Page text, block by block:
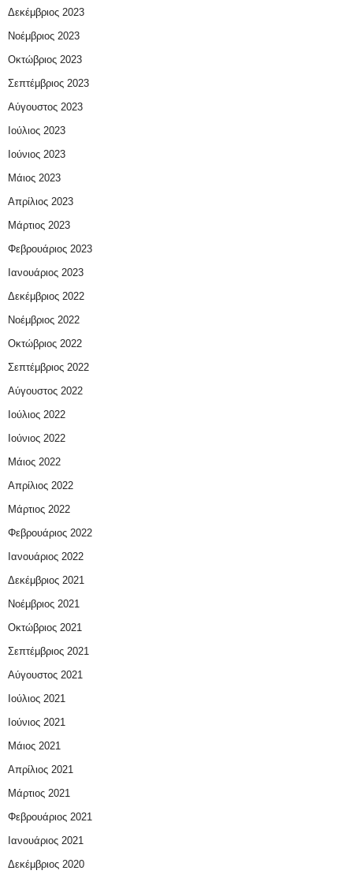
Δεκέμβριος 2023
Νοέμβριος 2023
Οκτώβριος 2023
Σεπτέμβριος 2023
Αύγουστος 2023
Ιούλιος 2023
Ιούνιος 2023
Μάιος 2023
Απρίλιος 2023
Μάρτιος 2023
Φεβρουάριος 2023
Ιανουάριος 2023
Δεκέμβριος 2022
Νοέμβριος 2022
Οκτώβριος 2022
Σεπτέμβριος 2022
Αύγουστος 2022
Ιούλιος 2022
Ιούνιος 2022
Μάιος 2022
Απρίλιος 2022
Μάρτιος 2022
Φεβρουάριος 2022
Ιανουάριος 2022
Δεκέμβριος 2021
Νοέμβριος 2021
Οκτώβριος 2021
Σεπτέμβριος 2021
Αύγουστος 2021
Ιούλιος 2021
Ιούνιος 2021
Μάιος 2021
Απρίλιος 2021
Μάρτιος 2021
Φεβρουάριος 2021
Ιανουάριος 2021
Δεκέμβριος 2020